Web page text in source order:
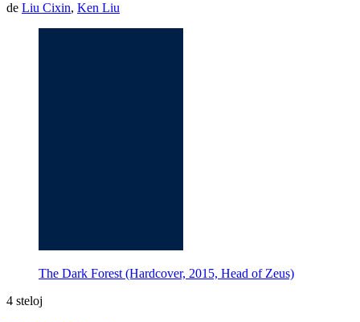
de Liu Cixin, Ken Liu
The Dark Forest (Hardcover, 2015, Head of Zeus)
4 steloj